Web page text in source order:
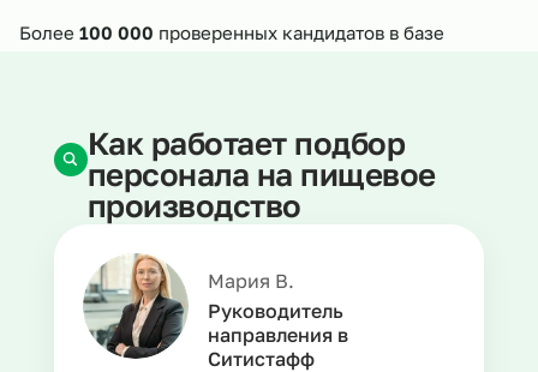
Более 100 000 проверенных кандидатов в базе
Мария В.
Руководитель
направления в
Ситистафф
Как работает подбор
персонала на пищевое
производство